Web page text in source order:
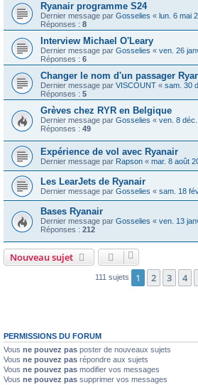
Ryanair programme S24
Dernier message par Gosselies « lun. 6 mai
Réponses : 8
Interview Michael O'Leary
Dernier message par Gosselies « ven. 26
Réponses : 6
Changer le nom d'un passager
Dernier message par VISCOUNT « sam. 30
Réponses : 5
Grèves chez RYR en Belgique
Dernier message par Gosselies « ven. 8 déc.
Réponses : 49
Expérience de vol avec Ryanair
Dernier message par Rapson « mar. 8 août
Les LearJets de Ryanair
Dernier message par Gosselies « sam. 18
Bases Ryanair
Dernier message par Gosselies « ven. 13
Réponses : 212
Nouveau sujet
111 sujets 1 2 3 4
PERMISSIONS DU FORUM
Vous ne pouvez pas poster de nouveaux sujets
Vous ne pouvez pas répondre aux sujets
Vous ne pouvez pas modifier vos messages
Vous ne pouvez pas supprimer vos messages